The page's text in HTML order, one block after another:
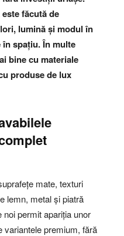
făcută de
lumină și modul în
spațiu. În multe
bine cu materiale
produse de lux
mate, texturi
lemn, metal și piatră
permit apariția unor
variantele premium, fără